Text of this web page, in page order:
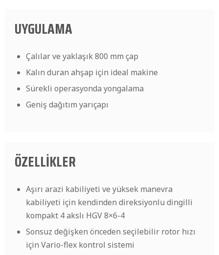
UYGULAMA
Çalılar ve yaklaşık 800 mm çap
Kalın duran ahşap için ideal makine
Sürekli operasyonda yongalama
Geniş dağıtım yarıçapı
ÖZELLİKLER
Aşırı arazi kabiliyeti ve yüksek manevra
kabiliyeti için kendinden direksiyonlu dingilli
kompakt 4 akslı HGV 8×6-4
Sonsuz değişken önceden seçilebilir rotor hızı
için Vario-flex kontrol sistemi